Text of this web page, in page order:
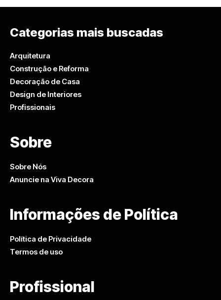
Categorias mais buscadas
Arquitetura
Construção e Reforma
Decoração de Casa
Design de Interiores
Profissionais
Sobre
Sobre Nós
Anuncie na Viva Decora
Informações de Política
Política de Privacidade
Termos de uso
Profissional